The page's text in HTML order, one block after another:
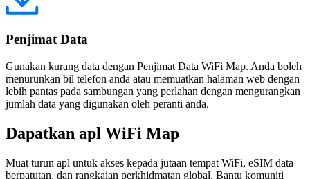
Penjimat Data
Gunakan kurang data dengan Penjimat Data WiFi Map. Anda boleh
menurunkan bil telefon anda atau memuatkan halaman web dengan
lebih pantas pada sambungan yang perlahan dengan mengurangkan
jumlah data yang digunakan oleh peranti anda.
Dapatkan apl WiFi Map
Muat turun apl untuk akses kepada jutaan tempat WiFi, eSIM data
berpatutan, dan rangkaian perkhidmatan global. Bantu komuniti